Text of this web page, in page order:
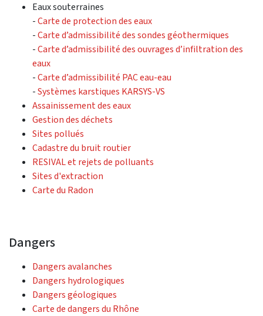
Eaux souterraines
-Carte de protection des eaux
-Carte d’admissibilité des sondes géothermiques
-Carte d’admissibilité des ouvrages d’infiltration des
eaux
-Carte d’admissibilité PAC eau-eau
-Systèmes karstiques KARSYS-VS
Assainissement des eaux
Gestion des déchets
Sites pollués
Cadastre du bruit routier
RESIVAL et rejets de polluants
Sites d'extraction
Carte du Radon
Dangers
Dangers avalanches
Dangers hydrologiques
Dangers géologiques
Carte de dangers du Rhône